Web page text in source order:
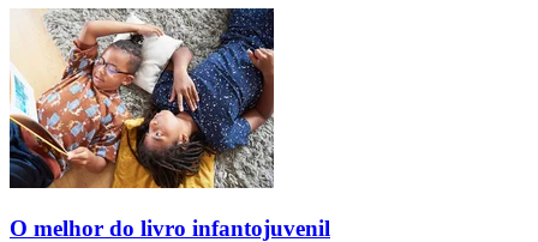
O melhor do livro infantojuvenil